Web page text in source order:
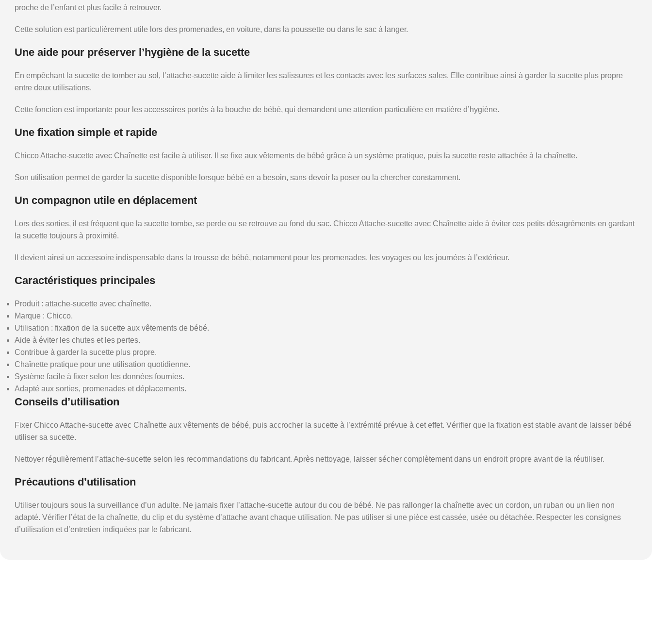
proche de l’enfant et plus facile à retrouver.
Cette solution est particulièrement utile lors des promenades, en voiture, dans la poussette ou dans le sac à langer.
Une aide pour préserver l’hygiène de la sucette
En empêchant la sucette de tomber au sol, l’attache-sucette aide à limiter les salissures et les contacts avec les surfaces sales. Elle contribue ainsi à garder la sucette plus propre
entre deux utilisations.
Cette fonction est importante pour les accessoires portés à la bouche de bébé, qui demandent une attention particulière en matière d’hygiène.
Une fixation simple et rapide
Chicco Attache-sucette avec Chaînette est facile à utiliser. Il se fixe aux vêtements de bébé grâce à un système pratique, puis la sucette reste attachée à la chaînette.
Son utilisation permet de garder la sucette disponible lorsque bébé en a besoin, sans devoir la poser ou la chercher constamment.
Un compagnon utile en déplacement
Lors des sorties, il est fréquent que la sucette tombe, se perde ou se retrouve au fond du sac. Chicco Attache-sucette avec Chaînette aide à éviter ces petits désagréments en gardant
la sucette toujours à proximité.
Il devient ainsi un accessoire indispensable dans la trousse de bébé, notamment pour les promenades, les voyages ou les journées à l’extérieur.
Caractéristiques principales
Produit : attache-sucette avec chaînette.
Marque : Chicco.
Utilisation : fixation de la sucette aux vêtements de bébé.
Aide à éviter les chutes et les pertes.
Contribue à garder la sucette plus propre.
Chaînette pratique pour une utilisation quotidienne.
Système facile à fixer selon les données fournies.
Adapté aux sorties, promenades et déplacements.
Conseils d’utilisation
Fixer Chicco Attache-sucette avec Chaînette aux vêtements de bébé, puis accrocher la sucette à l’extrémité prévue à cet effet. Vérifier que la fixation est stable avant de laisser bébé
utiliser sa sucette.
Nettoyer régulièrement l’attache-sucette selon les recommandations du fabricant. Après nettoyage, laisser sécher complètement dans un endroit propre avant de la réutiliser.
Précautions d’utilisation
Utiliser toujours sous la surveillance d’un adulte. Ne jamais fixer l’attache-sucette autour du cou de bébé. Ne pas rallonger la chaînette avec un cordon, un ruban ou un lien non
adapté. Vérifier l’état de la chaînette, du clip et du système d’attache avant chaque utilisation. Ne pas utiliser si une pièce est cassée, usée ou détachée. Respecter les consignes
d’utilisation et d’entretien indiquées par le fabricant.